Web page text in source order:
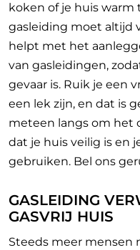
koken of je huis warm
gasleiding moet altijd
helpt met het
van gasleidingen,
gevaar is. Ruik je een
een lek zijn, en dat is
meteen langs om het
dat je huis veilig is en
gebruiken. Bel ons
GASLEIDING
GASVRIJ HUIS
Steeds meer mensen